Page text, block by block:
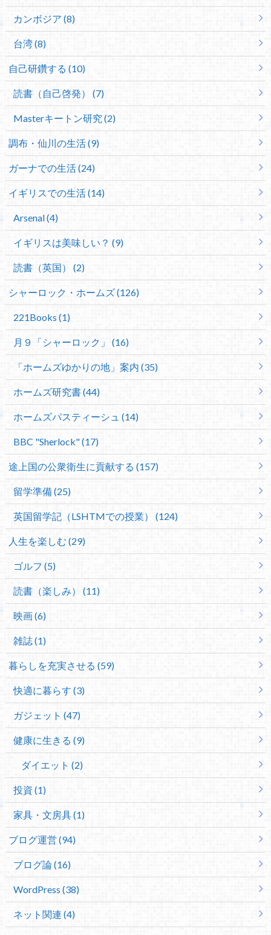
カンボジア (8)
台湾 (8)
自己研鑽する (10)
読書（自己啓発） (7)
Masterキートン研究 (2)
調布・仙川の生活 (9)
ガーナでの生活 (24)
イギリスでの生活 (14)
Arsenal (4)
イギリスは美味しい？ (9)
読書（英国） (2)
シャーロック・ホームズ (126)
221Books (1)
月９「シャーロック」 (16)
「ホームズゆかりの地」案内 (35)
ホームズ研究書 (44)
ホームズパスティーシュ (14)
BBC "Sherlock" (17)
途上国の公衆衛生に貢献する (157)
留学準備 (25)
英国留学記（LSHTMでの授業） (124)
人生を楽しむ (29)
ゴルフ (5)
読書（楽しみ） (11)
映画 (6)
雑誌 (1)
暮らしを充実させる (59)
快適に暮らす (3)
ガジェット (47)
健康に生きる (9)
ダイエット (2)
投資 (1)
家具・文房具 (1)
ブログ運営 (94)
ブログ論 (16)
WordPress (38)
ネット関連 (4)